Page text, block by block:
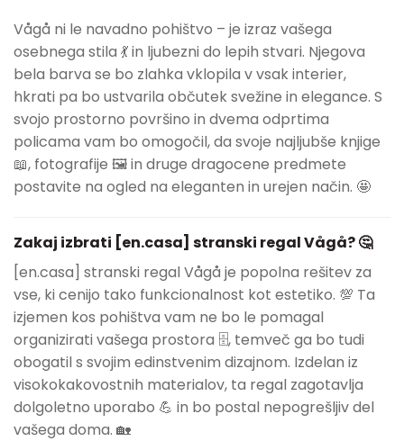
Vågå ni le navadno pohištvo – je izraz vašega
osebnega stila 💃 in ljubezni do lepih stvari. Njegova
bela barva se bo zlahka vklopila v vsak interier,
hkrati pa bo ustvarila občutek svežine in elegance. S
svojo prostorno površino in dvema odprtima
policama vam bo omogočil, da svoje najljubše knjige
📖, fotografije 🖼️ in druge dragocene predmete
postavite na ogled na eleganten in urejen način. 🤩
Zakaj izbrati [en.casa] stranski regal Vågå? 🤔
[en.casa] stranski regal Vågå je popolna rešitev za
vse, ki cenijo tako funkcionalnost kot estetiko. 💯 Ta
izjemen kos pohištva vam ne bo le pomagal
organizirati vašega prostora 🗄️, temveč ga bo tudi
obogatil s svojim edinstvenim dizajnom. Izdelan iz
visokokakovostnih materialov, ta regal zagotavlja
dolgoletno uporabo 💪 in bo postal nepogrešljiv del
vašega doma. 🏡